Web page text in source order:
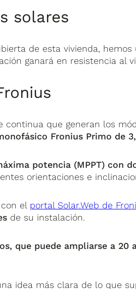
solares
de esta vivienda, hemos
ganará en resistencia al
continua que generan los
Fronius Primo de
potencia (MPPT) con
orientaciones e
el portal Solar.Web de
de su instalación.
que puede ampliarse a 20
idea más clara de lo que